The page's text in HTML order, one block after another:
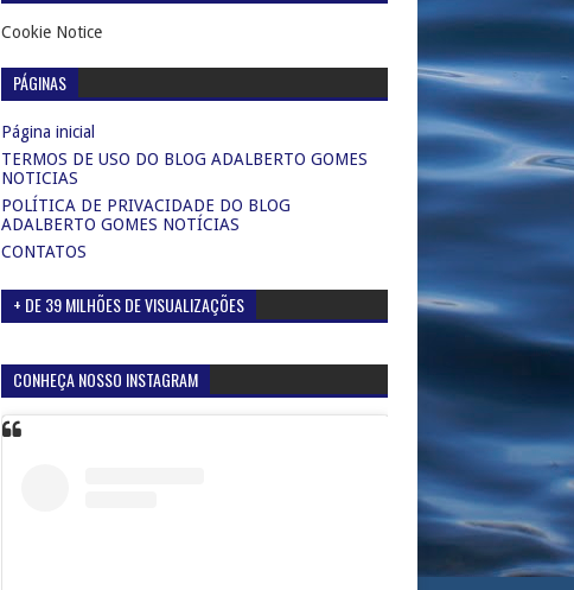
Cookie Notice
PÁGINAS
Página inicial
TERMOS DE USO DO BLOG ADALBERTO GOMES
NOTICIAS
POLÍTICA DE PRIVACIDADE DO BLOG
ADALBERTO GOMES NOTÍCIAS
CONTATOS
+ DE 39 MILHÕES DE VISUALIZAÇÕES
CONHEÇA NOSSO INSTAGRAM